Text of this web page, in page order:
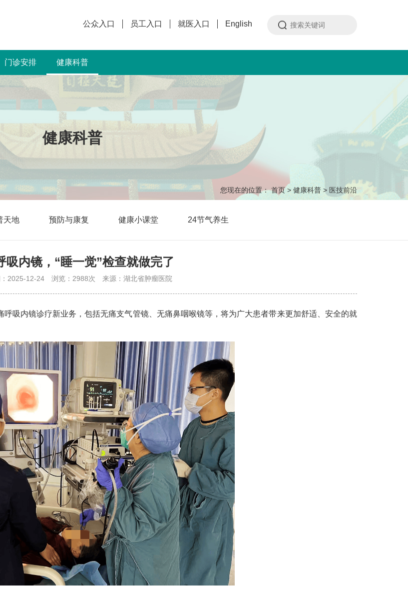
公众入口 员工入口 就医入口 English
门诊安排 健康科普
健康科普
您现在的位置： 首页> 健康科普 > 医技前沿
天地 预防与康复 健康小课堂 24节气养生
吸内镜，“睡一觉”检查就做完了
2025-12-24 浏览：2988次 来源：湖北省肿瘤医院
吸内镜诊疗新业务，包括无痛支气管镜、无痛鼻咽喉镜等，将为广大患者带来更加舒适、安全的就